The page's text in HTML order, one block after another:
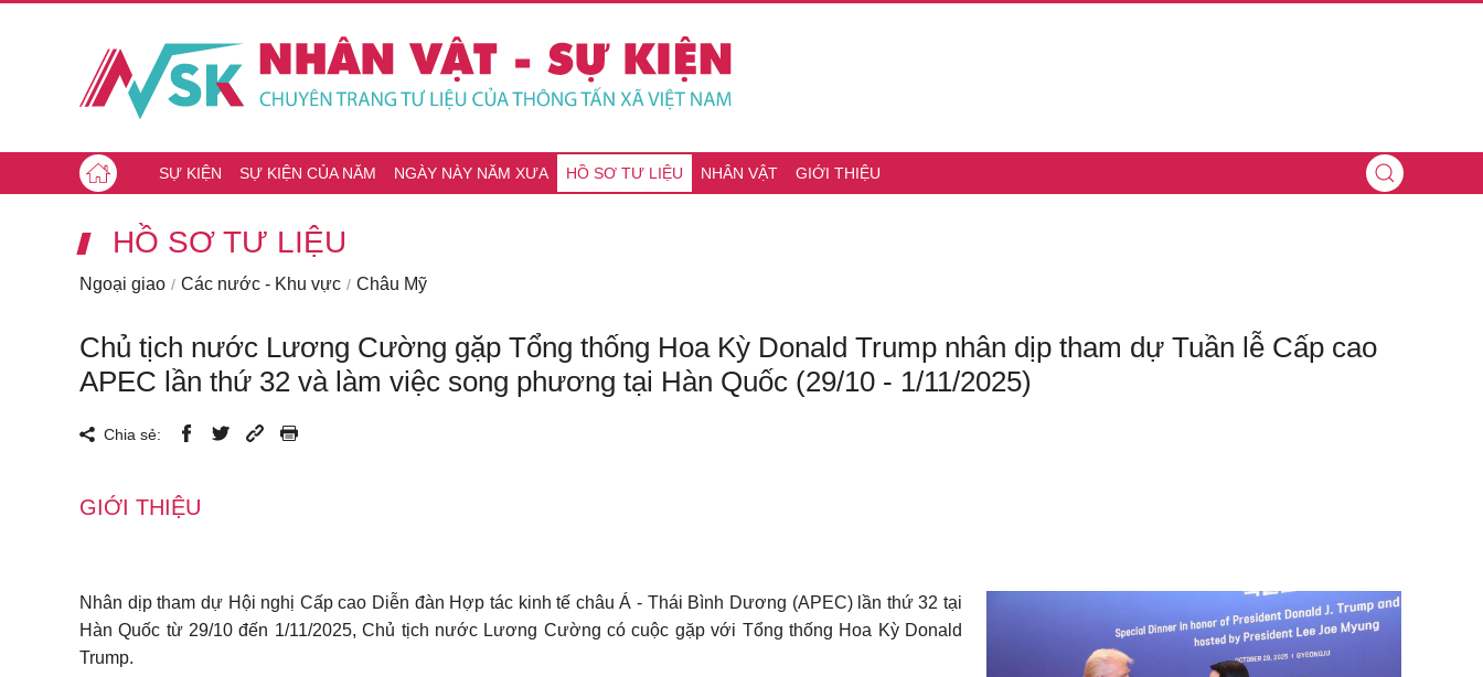
SỰ KIỆN SỰ KIỆN CỦA NĂM NGÀY NÀY NĂM XƯA HỒ SƠ TƯ LIỆU NHÂN VẬT GIỚI THIỆU
HỒ SƠ TƯ LIỆU
Ngoại giao Các nước - Khu vực Châu Mỹ
Chủ tịch nước Lương Cường gặp Tổng thống Hoa Kỳ Donald Trump nhân dịp tham dự Tuần lễ Cấp cao
APEC lần thứ 32 và làm việc song phương tại Hàn Quốc (29/10 - 1/11/2025)
Chia sẻ:
GIỚI THIỆU
Nhân dịp tham dự Hội nghị Cấp cao Diễn đàn Hợp tác kinh tế châu Á - Thái Bình Dương (APEC) lần thứ 32 tại
Hàn Quốc từ 29/10 đến 1/11/2025, Chủ tịch nước Lương Cường có cuộc gặp với Tổng thống Hoa Kỳ Donald
Trump.